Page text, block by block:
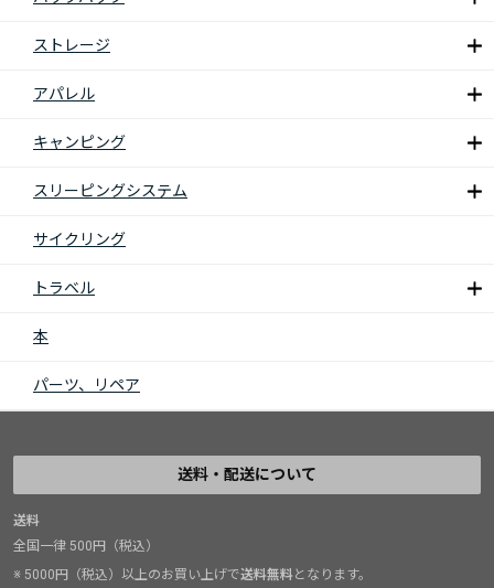
ストレージ
アパレル
キャンピング
スリーピングシステム
サイクリング
トラベル
本
パーツ、リペア
送料・配送について
送料
全国一律 500円（税込）
※ 5000円（税込）以上のお買い上げで送料無料となります。